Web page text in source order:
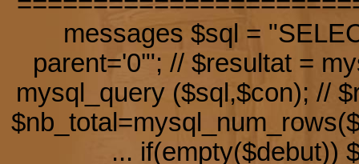
messages $sql =
parent='0'"; // $resultat =
mysql_query ($sql,$con); //
... if(empty($debut))